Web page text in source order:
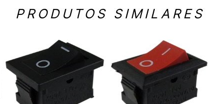
PRODUTOS SIMILARES